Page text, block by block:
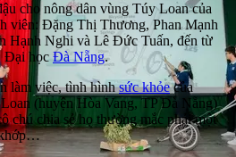
cho nông dân vùng Túy Loan của
viên: Đặng Thị Thương, Phan Mạnh
Hạnh Nghi và Lê Đức Tuấn, đến từ
Đại họcĐà Nẵng.
làm việc, tình hìnhsức khỏecủa
(huyện Hòa Vang, TP Đà Nẵng)
chú chia sẻ họ thường mắc phải một
khớp…